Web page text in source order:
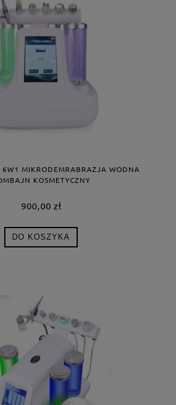
6W1 MIKRODEMRABRAZJA WODNA
KOSMETYCZNY
900,00 zł
DO KOSZYKA